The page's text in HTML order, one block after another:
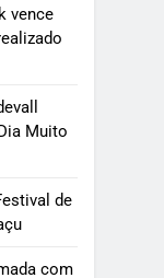
vence
Muito
de
com